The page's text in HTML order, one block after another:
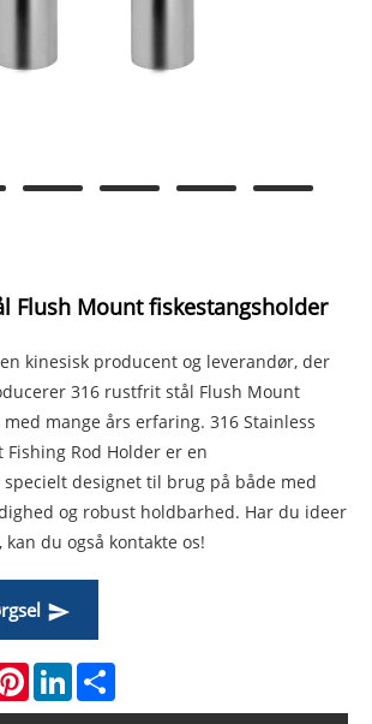
Flush Mount fiskestangsholder
en kinesisk producent og leverandør, der
316 rustfrit stål Flush Mount
mange års erfaring. 316 Stainless
Fishing Rod Holder er en
designet til brug på både med
og robust holdbarhed. Har du ideer
du også kontakte os!
PinterestLinkedIn